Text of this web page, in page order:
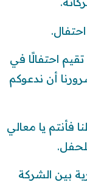
احتفالًا في
أن ندعوكم
فأنتم يا معالي
بين الشركة